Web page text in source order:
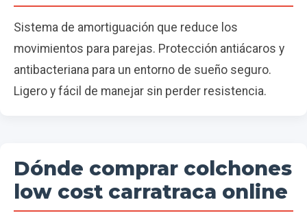
Sistema de amortiguación que reduce los
movimientos para parejas. Protección antiácaros y
antibacteriana para un entorno de sueño seguro.
Ligero y fácil de manejar sin perder resistencia.
Dónde comprar colchones
low cost carratraca online